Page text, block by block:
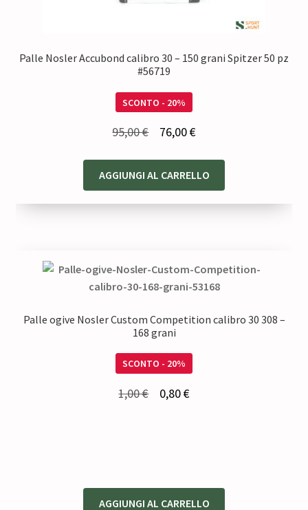
Palle Nosler Accubond calibro 30 – 150 grani Spitzer 50 pz
#56719
SCONTO - 20%
95,00€
originale
era:
76,00€Il
attuale
è:
AGGIUNGI AL CARRELLO
Palle ogive Nosler Custom Competition calibro 30 308 –
168 grani
SCONTO - 20%
1,00€ 0,80€Il
AGGIUNGI AL CARRELLO